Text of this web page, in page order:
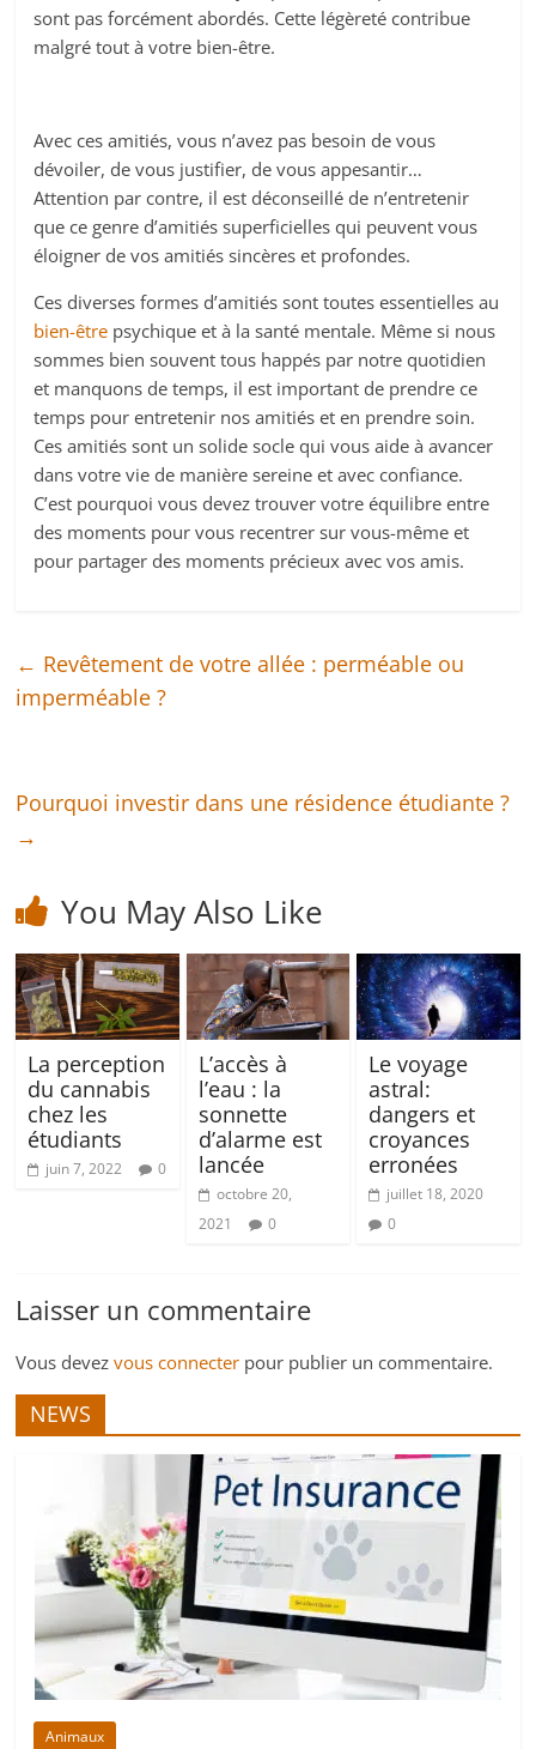
sont pas forcément abordés. Cette légèreté contribue
malgré tout à votre bien-être.
Avec ces amitiés, vous n’avez pas besoin de vous
dévoiler, de vous justifier, de vous appesantir…
Attention par contre, il est déconseillé de n’entretenir
que ce genre d’amitiés superficielles qui peuvent vous
éloigner de vos amitiés sincères et profondes.
Ces diverses formes d’amitiés sont toutes essentielles au
bien-être psychique et à la santé mentale. Même si nous
sommes bien souvent tous happés par notre quotidien
et manquons de temps, il est important de prendre ce
temps pour entretenir nos amitiés et en prendre soin.
Ces amitiés sont un solide socle qui vous aide à avancer
dans votre vie de manière sereine et avec confiance.
C’est pourquoi vous devez trouver votre équilibre entre
des moments pour vous recentrer sur vous-même et
pour partager des moments précieux avec vos amis.
← Revêtement de votre allée : perméable ou
imperméable ?
Pourquoi investir dans une résidence étudiante ?
→
You May Also Like
La perception
du cannabis
chez les
étudiants
juin 7, 2022 0
L’accès à
l’eau : la
sonnette
d’alarme est
lancée
octobre 20,
2021
0
Le voyage
astral:
dangers et
croyances
erronées
juillet 18, 2020
0
Laisser un commentaire
Vous devezvous connecter pour publier un commentaire.
NEWS
Animaux